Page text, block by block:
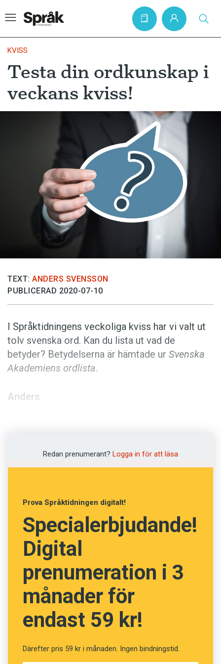
Hem
Artiklar
Bokrecensioner
Kviss
Podden
Anmäl till språkpolisen
Föreslå nyord
Annonsera
Prenumerera
KVISS
Testa din ordkunskap i
veckans kviss!
TEXT: ANDERS SVENSSON
PUBLICERAD 2020-07-10
I Språktidningens veckoliga kviss har vi valt ut
tolv svenska ord. Kan du lista ut vad de
betyder? Betydelserna är hämtade ur Svenska
Akademiens ordlista.
Anders
Prenumerera! Pröva 2 nummer av
Språktidningen för 99 kronor.
Kan du de svenska orden?
(Kviss #197)
13av
Föresyn
Föredöme
Vision
Redan prenumerant? Logga in för att läsa
Prova Språktidningen digitalt!
Specialerbjudande!
Digital
prenumeration i 3
månader för
endast 59 kr!
Därefter pris 59 kr i månaden. Ingen bindningstid.